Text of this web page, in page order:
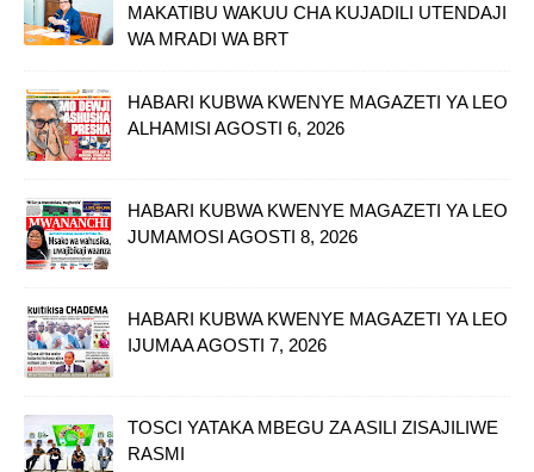
MAKATIBU WAKUU CHA KUJADILI UTENDAJI
WA MRADI WA BRT
HABARI KUBWA KWENYE MAGAZETI YA LEO
ALHAMISI AGOSTI 6, 2026
HABARI KUBWA KWENYE MAGAZETI YA LEO
JUMAMOSI AGOSTI 8, 2026
HABARI KUBWA KWENYE MAGAZETI YA LEO
IJUMAA AGOSTI 7, 2026
TOSCI YATAKA MBEGU ZA ASILI ZISAJILIWE
RASMI